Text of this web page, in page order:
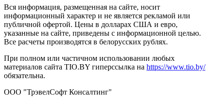
Вся информация, размещенная на сайте, носит
информационный характер и не является рекламой или
публичной офертой. Цены в долларах США и евро,
указанные на сайте, приведены с информационной целью.
Все расчеты производятся в белорусских рублях.
При полном или частичном использовании любых
материалов сайта TIO.BY гиперссылка на https://www.tio.by/
обязательна.
ООО "ТрэвелСофт Консалтинг"